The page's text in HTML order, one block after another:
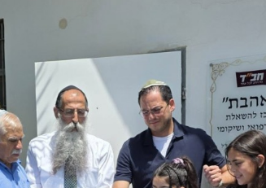
-
מרת רחל לאה חאלימסקי
מאשא רחל יעקובוביץ
תשפ"א